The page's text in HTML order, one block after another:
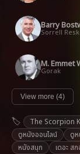
Barry
Sorrell
M. Emmet
Gorak
View more (4)
The Scorpion
ดูหนังออนไลน์
ดูห
หนังสนุก
เดอะ ส